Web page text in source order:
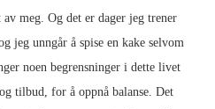
meg. Og det er dager jeg trener
jeg unngår å spise en kake selvom
noen begrensninger i dette livet
tilbud, for å oppnå balanse. Det